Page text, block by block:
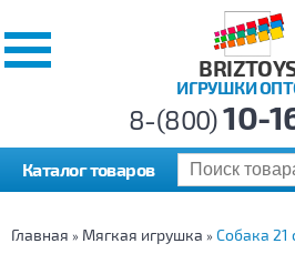
ИГРУШКИ
8-(800)10-
Каталог товаров
Главная » Мягкая игрушка » Собака 21